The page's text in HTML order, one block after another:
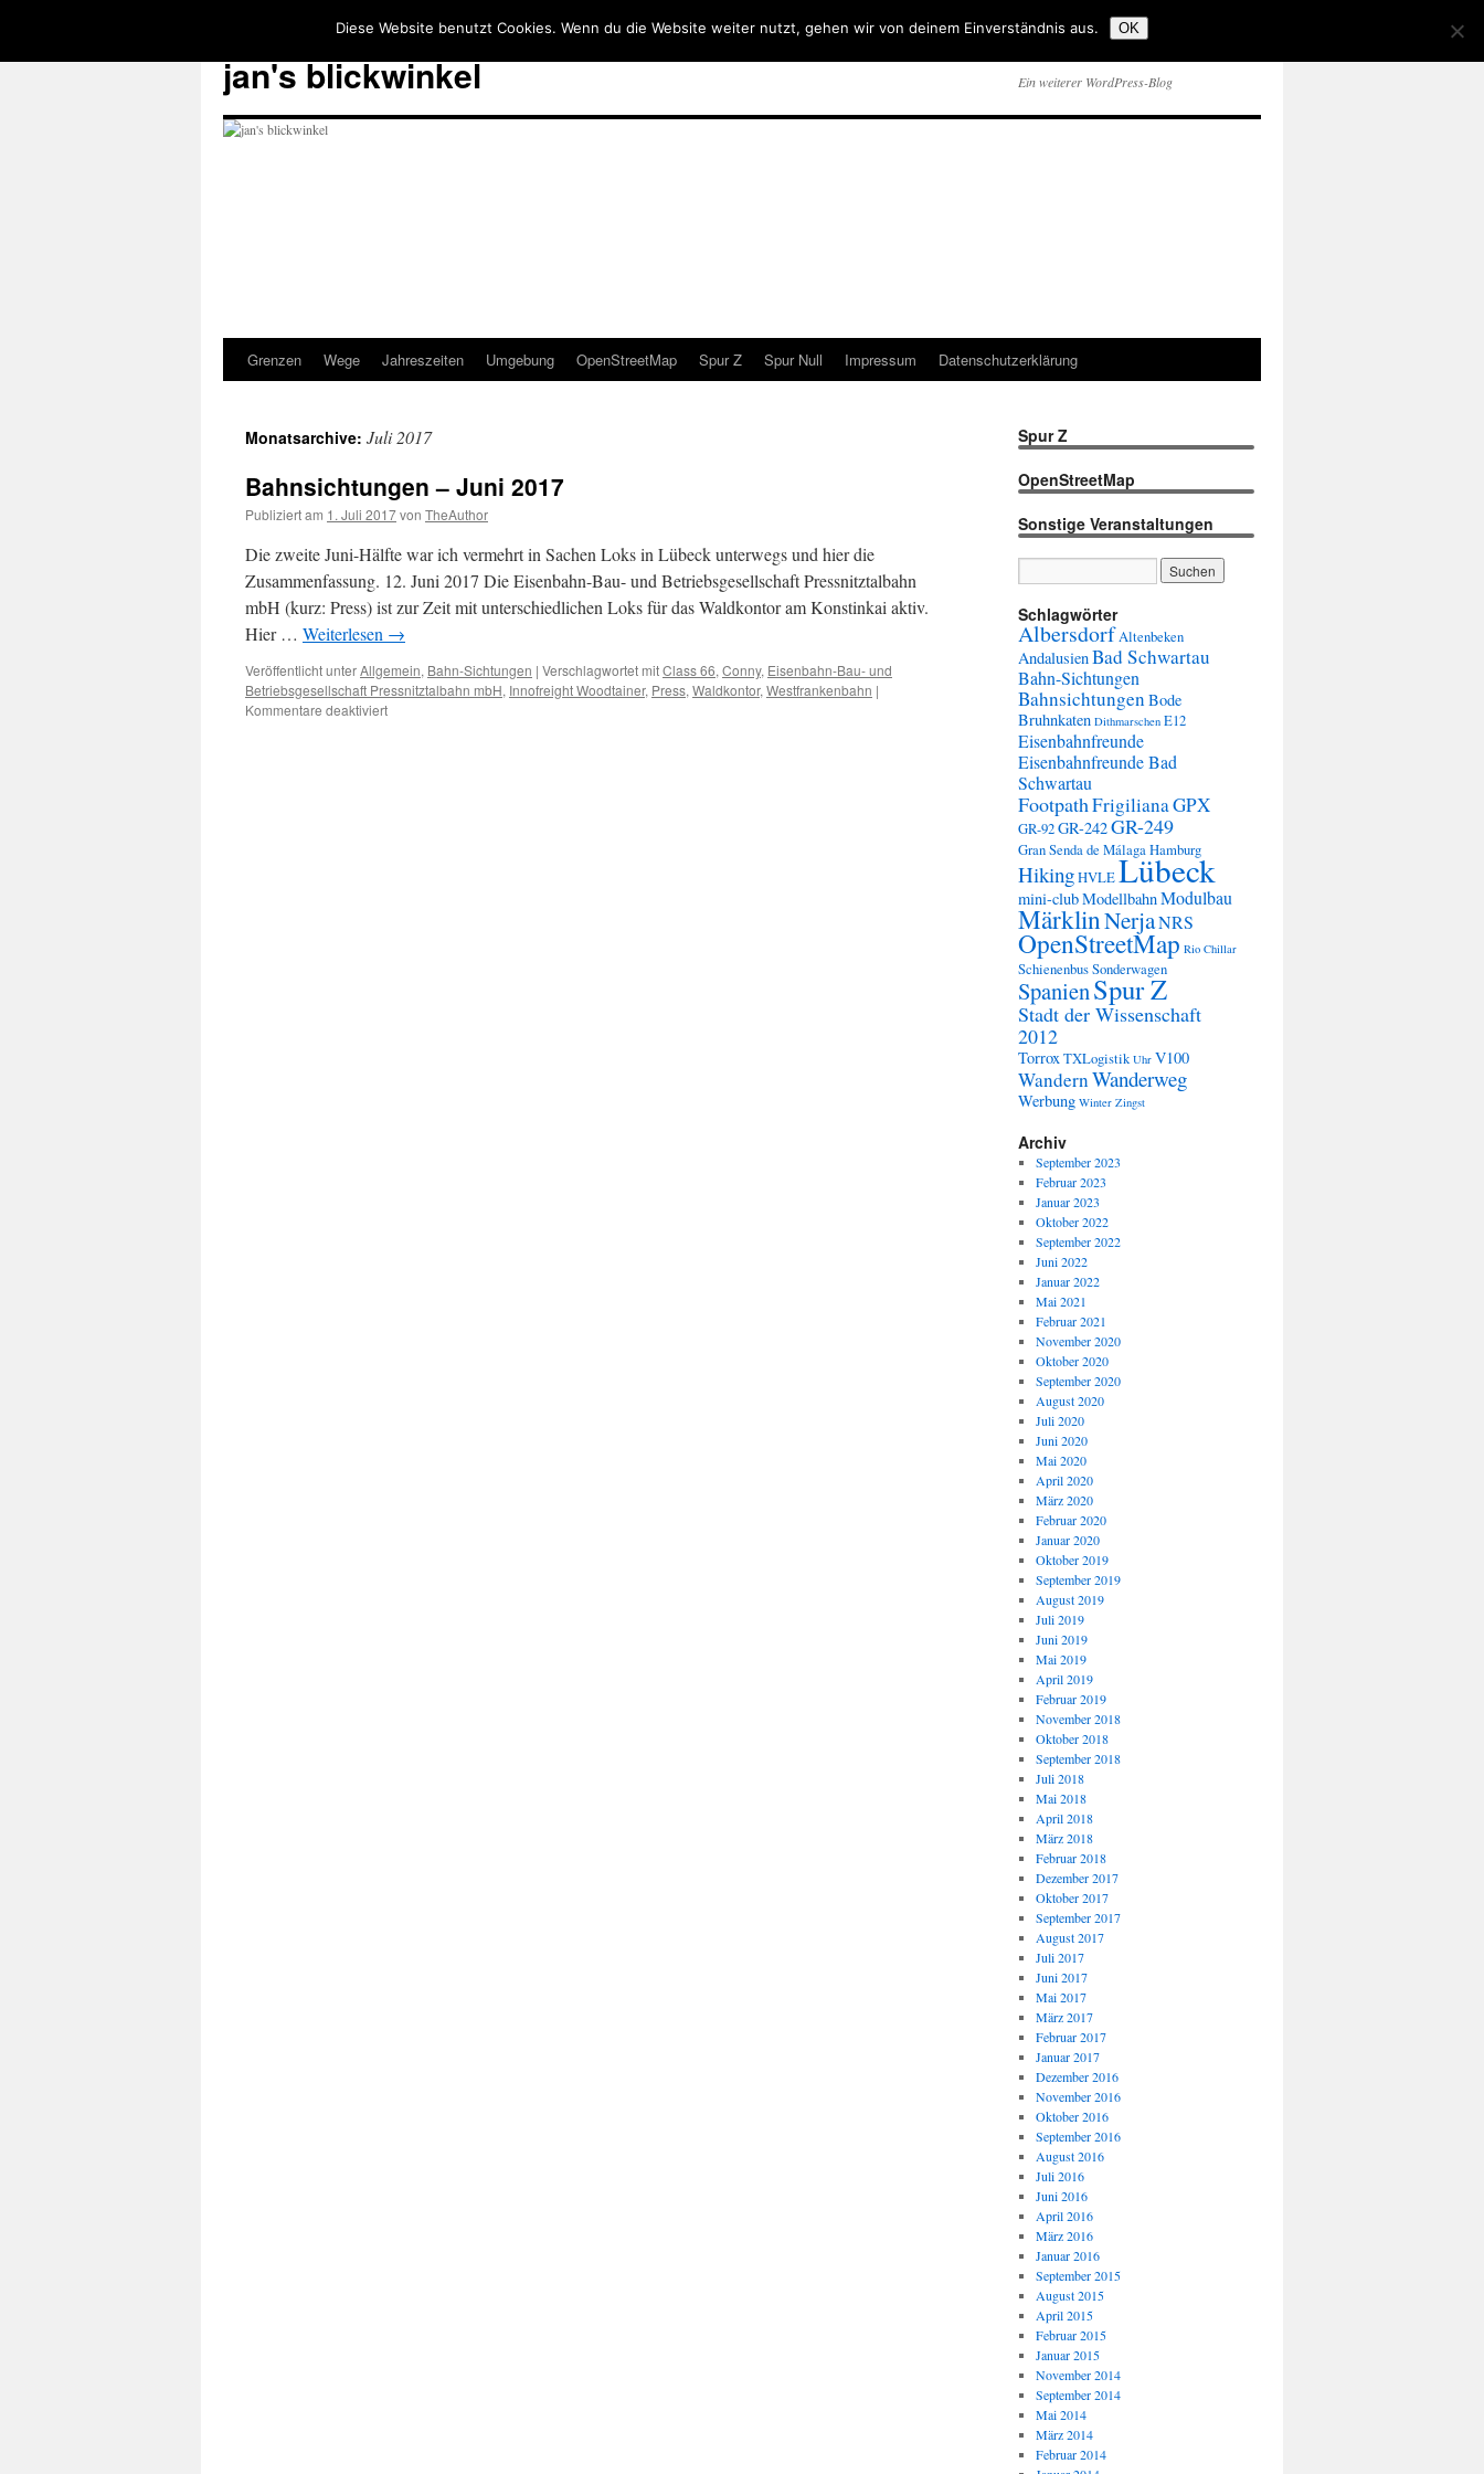
jan's blickwinkel Ein weiterer WordPress-Blog
Zum
springen
Grenzen Wege Jahreszeiten Umgebung OpenStreetMap Spur Z Spur Null Impressum Datenschutzerklärung
Monatsarchive: Juli 2017
Bahnsichtungen – Juni 2017
Publiziert am 1. Juli 2017von TheAuthor
Die zweite Juni-Hälfte war ich vermehrt in Sachen Loks in Lübeck unterwegs und hier die
Zusammenfassung. 12. Juni 2017 Die Eisenbahn-Bau- und Betriebsgesellschaft Pressnitztalbahn
mbH (kurz: Press) ist zur Zeit mit unterschiedlichen Loks für das Waldkontor am Konstinkai aktiv.
Hier … Weiterlesen →
Veröffentlicht unterAllgemein, Bahn-Sichtungen | Verschlagwortet mitClass 66, Conny, Eisenbahn-Bau- und
Betriebsgesellschaft Pressnitztalbahn mbH, Innofreight Woodtainer, Press, Waldkontor, Westfrankenbahn |
Kommentare deaktiviertfür
Spur Z
OpenStreetMap
Sonstige Veranstaltungen
Schlagwörter
AlbersdorfAltenbeken
AndalusienBad Schwartau
Bahn-Sichtungen
BahnsichtungenBode
Bruhnkaten Dithmarschen E12
Eisenbahnfreunde
Eisenbahnfreunde Bad
Schwartau
FootpathFrigilianaGPX
GR-92GR-242GR-249
Gran Senda de MálagaHamburg
HikingHVLELübeck
mini-clubModellbahnModulbau
MärklinNerjaNRS
OpenStreetMap Rio Chillar
SchienenbusSonderwagen
SpanienSpur Z
Stadt der Wissenschaft
2012
TorroxTXLogistik Uhr V100
WandernWanderweg
Werbung Winter Zingst
Archiv
September 2023
Februar 2023
Januar 2023
Oktober 2022
September 2022
Juni 2022
Januar 2022
Mai 2021
Februar 2021
November 2020
Oktober 2020
September 2020
August 2020
Juli 2020
Juni 2020
Mai 2020
April 2020
März 2020
Februar 2020
Januar 2020
Oktober 2019
September 2019
August 2019
Juli 2019
Juni 2019
Mai 2019
April 2019
Februar 2019
November 2018
Oktober 2018
September 2018
Juli 2018
Mai 2018
April 2018
März 2018
Februar 2018
Dezember 2017
Oktober 2017
September 2017
August 2017
Juli 2017
Juni 2017
Mai 2017
März 2017
Februar 2017
Januar 2017
Dezember 2016
November 2016
Oktober 2016
September 2016
August 2016
Juli 2016
Juni 2016
April 2016
März 2016
Januar 2016
September 2015
August 2015
April 2015
Februar 2015
Januar 2015
November 2014
September 2014
Mai 2014
März 2014
Februar 2014
Diese Website benutzt Cookies. Wenn du die Website weiter nutzt, gehen wir von deinem Einverständnis aus. OK